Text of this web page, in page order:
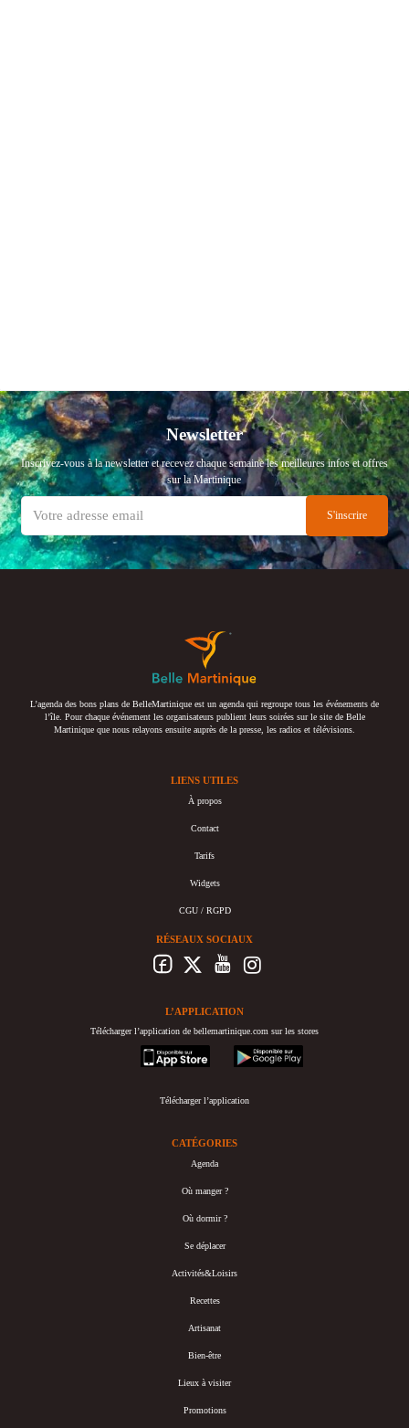
Newsletter
Inscrivez-vous à la newsletter et recevez chaque semaine les meilleures infos et offres
sur la Martinique
L’agenda des bons plans de BelleMartinique est un agenda qui regroupe tous les événements de
l’île. Pour chaque événement les organisateurs publient leurs soirées sur le site de Belle
Martinique que nous relayons ensuite auprès de la presse, les radios et télévisions.
LIENS UTILES
À propos
Contact
Tarifs
Widgets
CGU / RGPD
RÉSEAUX SOCIAUX
L’APPLICATION
Télécharger l’application de bellemartinique.com sur les stores
appstore
googleplay
Télécharger l’application
CATÉGORIES
Agenda
Où manger ?
Où dormir ?
Se déplacer
Activités&Loisirs
Recettes
Artisanat
Bien-être
Lieux à visiter
Promotions